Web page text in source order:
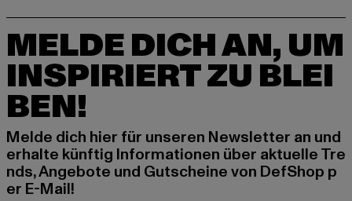
MELDE DICH AN, UM
INSPIRIERT ZU BLEI
BEN!
Melde dich hier für unseren Newsletter an und
erhalte künftig Informationen über aktuelle Tre
nds, Angebote und Gutscheine von DefShop p
er E-Mail!